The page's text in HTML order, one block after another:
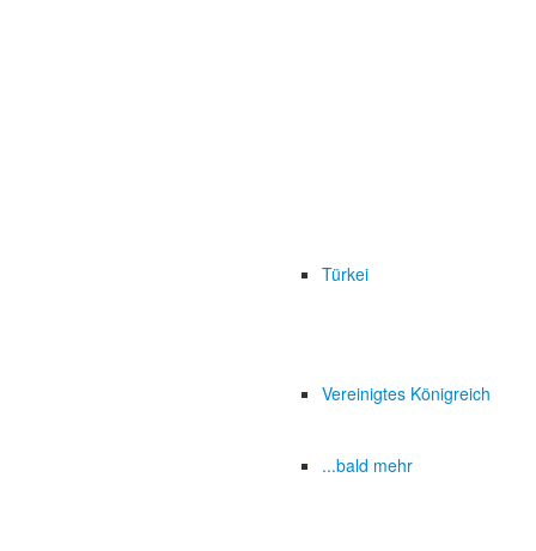
Türkei
Vereinigtes Königreich
...bald mehr